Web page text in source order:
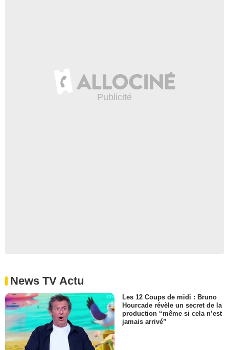
News TV Actu
Les 12 Coups de midi : Bruno
Hourcade révèle un secret de la
production “même si cela n’est
jamais arrivé”